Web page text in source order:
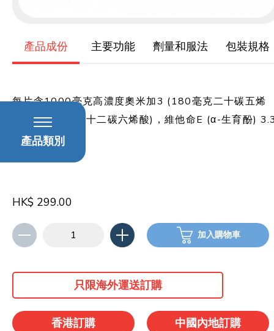
產品成份 主要功能 劑量和服法 包裝規格
每片含1000毫克高濃度奧米加3 (180毫克二十碳五烯
酸，120毫克二十二碳六烯酸)，維他命E (α-生育酚)
毫克
HK$ 299.00
加入購物車
只限海外運送訂購
香港訂購 中國內地訂購
產品類別